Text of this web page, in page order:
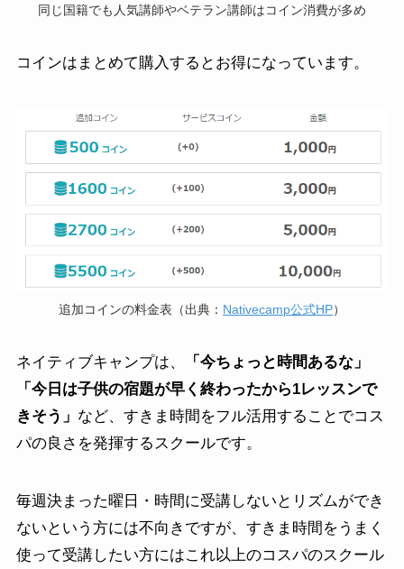
同じ国籍でも人気講師やベテラン講師はコイン消費が多め
コインはまとめて購入するとお得になっています。
追加コインの料金表（出典： Nativecamp公式HP）
ネイティブキャンプは、
「今ちょっと時間あるな」
「今日は子供の宿題が早く終わったから1レッスンで
きそう」 など、すきま時間をフル活用することでコス
パの良さを発揮するスクールです。
毎週決まった曜日・時間に受講しないとリズムができ
ないという方には不向きですが、すきま時間をうまく
使って受講したい方にはこれ以上のコスパのスクール